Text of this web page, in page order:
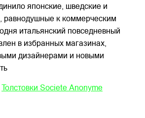
японские, шведские и
равнодушные к коммерческим
итальянский повседневный
в избранных магазинах,
дизайнерами и новыми
Толстовки Societe Anonyme